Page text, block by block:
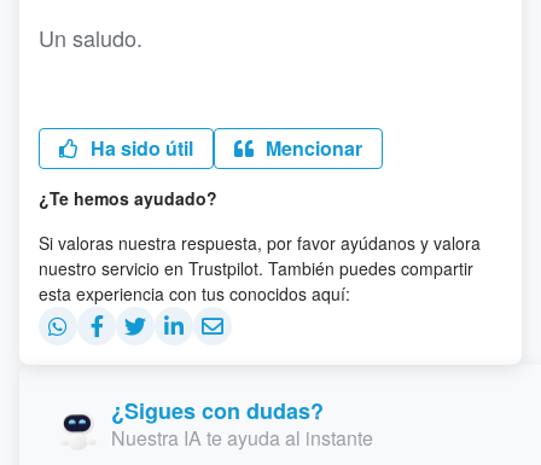
Un saludo.
Ha sido útil Mencionar
¿Te hemos ayudado?
Si valoras nuestra respuesta, por favor ayúdanos y valora
nuestro servicio en Trustpilot. También puedes compartir
esta experiencia con tus conocidos aquí:
¿Sigues con dudas?
Nuestra IA te ayuda al instante